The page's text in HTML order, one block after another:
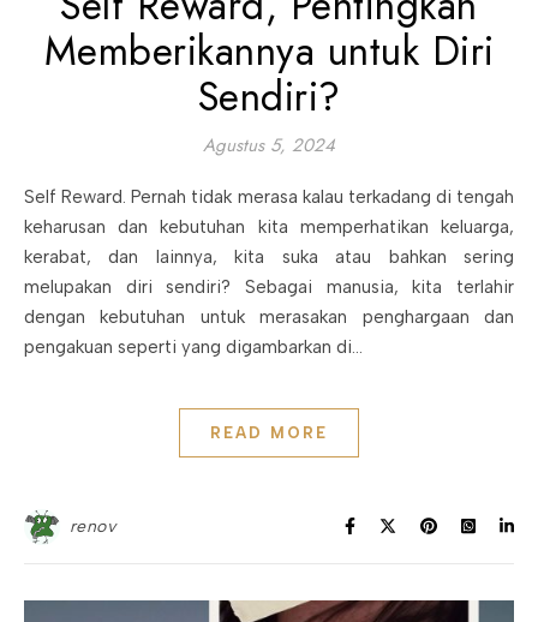
Memberikannya untuk Diri
Sendiri?
Agustus 5, 2024
Self Reward. Pernah tidak merasa kalau terkadang di tengah
keharusan dan kebutuhan kita memperhatikan keluarga,
kerabat, dan lainnya, kita suka atau bahkan sering
melupakan diri sendiri? Sebagai manusia, kita terlahir
dengan kebutuhan untuk merasakan penghargaan dan
pengakuan seperti yang digambarkan di…
READ MORE
renov